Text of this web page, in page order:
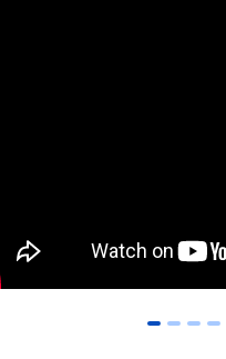
0 1 2 3